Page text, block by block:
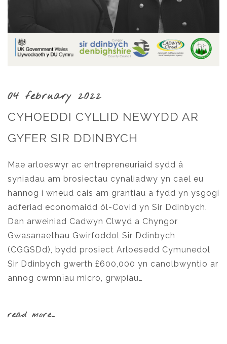
04 february 2022
CYHOEDDI CYLLID NEWYDD AR
GYFER SIR DDINBYCH
Mae arloeswyr ac entrepreneuriaid sydd â
syniadau am brosiectau cynaliadwy yn cael eu
hannog i wneud cais am grantiau a fydd yn ysgogi
adferiad economaidd ôl-Covid yn Sir Ddinbych.
Dan arweiniad Cadwyn Clwyd a Chyngor
Gwasanaethau Gwirfoddol Sir Ddinbych
(CGGSDd), bydd prosiect Arloesedd Cymunedol
Sir Ddinbych gwerth £600,000 yn canolbwyntio ar
annog cwmnïau micro, grwpiau…
read more…